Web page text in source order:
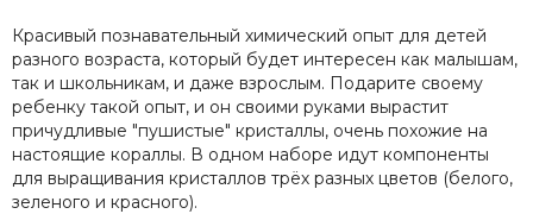
Красивый познавательный химический опыт для детей
разного возраста, который будет интересен как малышам,
так и школьникам, и даже взрослым. Подарите своему
ребенку такой опыт, и он своими руками вырастит
причудливые "пушистые" кристаллы, очень похожие на
настоящие кораллы. В одном наборе идут компоненты
для выращивания кристаллов трёх разных цветов (белого,
зеленого и красного).